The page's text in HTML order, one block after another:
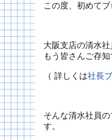
この度、初めてブ
大阪支店の清水
もう皆さんご存知
（ 詳しくは社長
そんな清水社員
す。